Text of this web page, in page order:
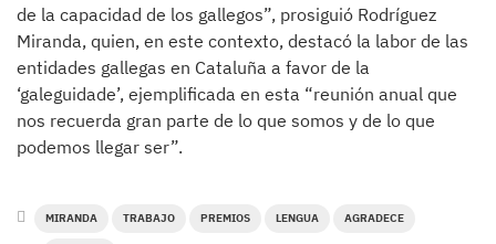
de la capacidad de los gallegos”, prosiguió Rodríguez
Miranda, quien, en este contexto, destacó la labor de las
entidades gallegas en Cataluña a favor de la
‘galeguidade’, ejemplificada en esta “reunión anual que
nos recuerda gran parte de lo que somos y de lo que
podemos llegar ser”.
MIRANDA TRABAJO PREMIOS LENGUA AGRADECE